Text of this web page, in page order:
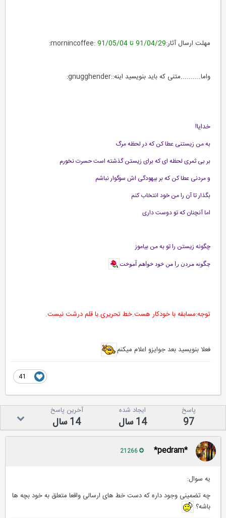
مهلت ارسال آثار:91/04/29 تا 91/05/04 :mornincoffee:
واما..........متنی که باید بنویسید اینه::gnugghender:
خدایا!
به من زیستنی عطا کن که در لحظه مرگ
بر بی ثمری لحظه ای که برای زیستن گذشته است حسرت نخورم
و مردنی عطا کن که بر بیهودگی اش سوگوار نباشم
بگذار تا آن را من خود انتخاب کنم
اما آنچنان که تو دوست داری
چگونه زیستن را تو به من بیاموز
چگونه مردن را من خود خواهم آموخت
توجه:مسابقه با خودکار هست.خط تحریری.با قلم درشت نیست.
فعلا بنویسید بعد جوایزو اعلام میکنم
پاسخ
97
ایجاد شده
14 سال
آخرین پاسخ
14 سال
یه سوال:
چه تضمینی وجود داره که دست خط های ارسالی واقعا متعلق به خود بچه ها
باشه؟